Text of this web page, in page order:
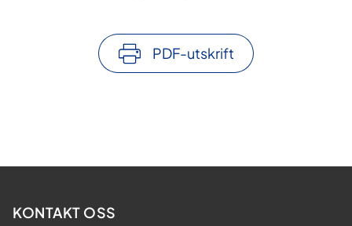
PDF-utskrift
KONTAKT OSS